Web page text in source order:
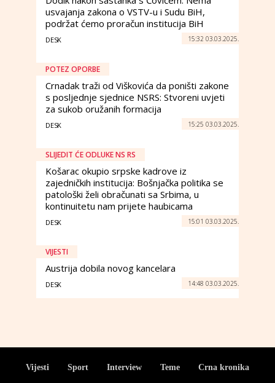
usvajanja zakona o VSTV-u i Sudu BiH,
podržat ćemo proračun institucija BiH
DESK 15:32 03.03.2025.
POTEZ OPORBE
Crnadak traži od Viškovića da poništi zakone
s posljednje sjednice NSRS: Stvoreni uvjeti
za sukob oružanih formacija
DESK 15:25 03.03.2025.
SLIJEDIT ĆE ODLUKE NS RS
Košarac okupio srpske kadrove iz
zajedničkih institucija: Bošnjačka politika se
patološki želi obračunati sa Srbima, u
kontinuitetu nam prijete haubicama
DESK 15:01 03.03.2025.
VIJESTI
Austrija dobila novog kancelara
DESK 14:48 03.03.2025.
Vijesti Sport Interview Teme Crna kronika